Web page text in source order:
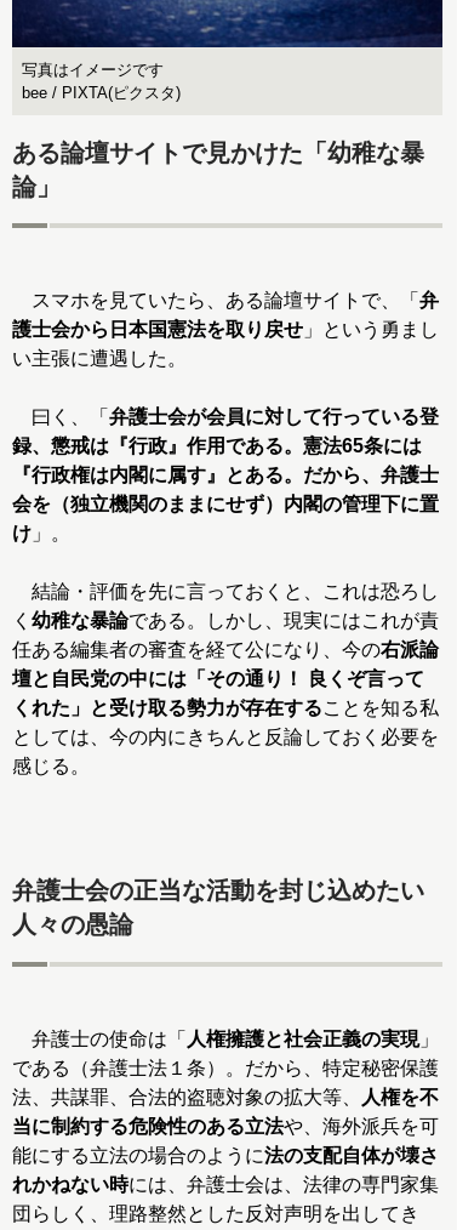
写真はイメージです
bee / PIXTA(ピクスタ)
ある論壇サイトで見かけた「幼稚な暴
論」
スマホを見ていたら、ある論壇サイトで、「 弁
護士会から日本国憲法を取り戻せ 」という勇まし
い主張に遭遇した。
曰く、「 弁護士会が会員に対して行っている登
録、懲戒は『行政』作用である。憲法65条には
『行政権は内閣に属す』とある。だから、弁護士
会を（独立機関のままにせず）内閣の管理下に置
け 」。
結論・評価を先に言っておくと、これは恐ろし
く 幼稚な暴論である。しかし、現実にはこれが責
任ある編集者の審査を経て公になり、今の右派論
壇と自民党の中には「その通り！ 良くぞ言って
くれた」と受け取る勢力が存在することを知る私
としては、今の内にきちんと反論しておく必要を
感じる。
弁護士会の正当な活動を封じ込めたい
人々の愚論
弁護士の使命は「 人権擁護と社会正義の実現」
である（弁護士法１条）。だから、特定秘密保護
法、共謀罪、合法的盗聴対象の拡大等、
人権を不
当に制約する危険性のある立法や、海外派兵を可
能にする立法の場合のように法の支配自体が壊さ
れかねない時には、弁護士会は、法律の専門家集
団らしく、理路整然とした反対声明を出してき